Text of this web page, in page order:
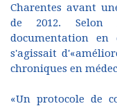
Charentes avant
de 2012.
documentation en
s'agissait
chroniques en
«Un protocole de